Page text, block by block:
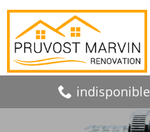
indisponible